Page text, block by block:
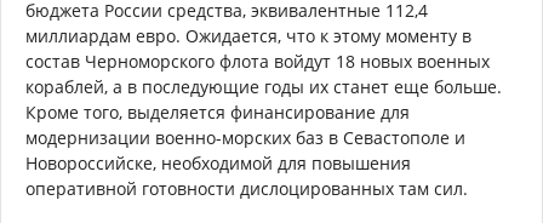
бюджета России средства, эквивалентные 112,4
миллиардам евро. Ожидается, что к этому моменту в
состав Черноморского флота войдут 18 новых военных
кораблей, а в последующие годы их станет еще больше.
Кроме того, выделяется финансирование для
модернизации военно-морских баз в Севастополе и
Новороссийске, необходимой для повышения
оперативной готовности дислоцированных там сил.